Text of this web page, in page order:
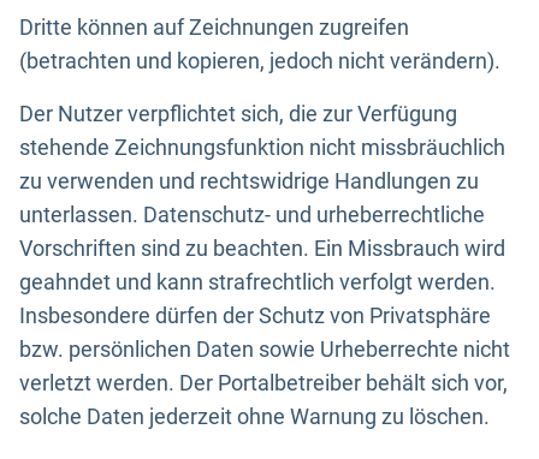
Dritte können auf Zeichnungen zugreifen
(betrachten und kopieren, jedoch nicht verändern).
Der Nutzer verpflichtet sich, die zur Verfügung
stehende Zeichnungsfunktion nicht missbräuchlich
zu verwenden und rechtswidrige Handlungen zu
unterlassen. Datenschutz- und urheberrechtliche
Vorschriften sind zu beachten. Ein Missbrauch wird
geahndet und kann strafrechtlich verfolgt werden.
Insbesondere dürfen der Schutz von Privatsphäre
bzw. persönlichen Daten sowie Urheberrechte nicht
verletzt werden. Der Portalbetreiber behält sich vor,
solche Daten jederzeit ohne Warnung zu löschen.